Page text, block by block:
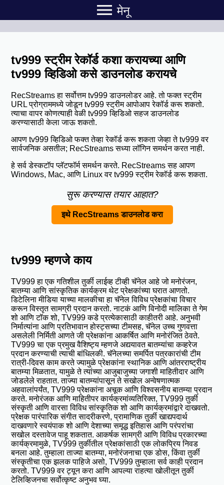
menu मेनू
tv999 स्ट्रीम रेकॉर्ड कशा करायच्या आणि
tv999 व्हिडिओ कसे डाउनलोड करायचे
RecStreams हा सर्वोत्तम tv999 डाउनलोडर आहे. तो फक्त स्ट्रीम
URL प्रोग्राममध्ये जोडून tv999 स्ट्रीम आपोआप रेकॉर्ड करू शकतो.
त्याचा वापर कोणत्याही वेळी tv999 व्हिडिओ सहज डाउनलोड
करण्यासाठी केला जाऊ शकतो.
आपण tv999 व्हिडिओ फक्त तेव्हा रेकॉर्ड करू शकता जेव्हा ते tv999 वर
सार्वजनिक असतील; RecStreams सध्या लॉगिन समर्थन करत नाही.
हे सर्व डेस्कटॉप प्लॅटफॉर्म समर्थन करते. RecStreams सह आपण
Windows, Mac, आणि Linux वर tv999 स्ट्रीम रेकॉर्ड करू शकता.
सुरू करण्यास तयार आहात?
इथे RecStreams डाउनलोड करा
tv999 म्हणजे काय
TV999 हा एक गतिशील तुर्की लाईव्ह टीव्ही चॅनेल आहे जो मनोरंजन,
बातम्या आणि सांस्कृतिक कार्यक्रम थेट प्रेक्षकांच्या घरात आणतो.
डिटेलिना मीडिया याच्या मालकीचा हा चॅनेल विविध प्रेक्षकांचा विचार
करून विस्तृत सामग्री प्रदान करतो. नाटकं आणि विनोदी मालिका ते गेम
शो आणि टॉक शो, TV999 कडे प्रत्येकासाठी काहीतरी आहे. अनुभवी
निर्मात्यांना आणि प्रतिभावान होस्ट्सच्या टीमसह, चॅनेल उच्च गुणवत्ता
असलेली निर्मिती आणते जी प्रेक्षकांना आकर्षित आणि मनोरंजित ठेवते.
TV999 चा एक प्रमुख वैशिष्ट्य म्हणजे अद्ययावत बातम्यांचा कव्हरेज
प्रदान करण्याची त्याची बांधिलकी. चॅनेलच्या समर्पित पत्रकारांची टीम
रात्री-दिवस काम करते ज्यामुळे प्रेक्षकांना स्थानिक आणि आंतरराष्ट्रीय
बातम्या मिळतात, यामुळे ते त्यांच्या आजुबाजुच्या जगाशी माहितीदार आणि
जोडलेले राहतात. ताज्या बातम्यांपासून ते सखोल अन्वेषणात्मक
अहवालांपर्यंत, TV999 प्रेक्षकांना अचूक आणि विश्वसनीय बातम्या प्रदान
करते. मनोरंजक आणि माहितीपर कार्यक्रमांव्यतिरिक्त, TV999 तुर्की
संस्कृती आणि वारसा विविध सांस्कृतिक शो आणि कार्यक्रमांद्वारे दाखवतो.
प्रेक्षक पारंपारिक संगीत सादरीकरणे, प्रामाणिक तुर्की खाद्यपदार्थ
दाखवणारे स्वयंपाक शो आणि देशाच्या समृद्ध इतिहास आणि परंपरांचा
सखोल दस्तावेज पाहू शकतात. आकर्षक सामग्री आणि विविध प्रकारच्या
कार्यक्रमामुळे, TV999 तुर्कीतील प्रेक्षकांसाठी एक लोकप्रिय निवड
बनला आहे. तुम्हाला ताज्या बातम्या, मनोरंजनाचा एक डोस, किंवा तुर्की
संस्कृतीचा एक झलक पाहिजे असो, TV999 तुम्हाला सर्व काही प्रदान
करतो. TV999 वर ट्यून करा आणि आपल्या राहत्या खोलीतून तुर्की
टेलिव्हिजनचा सर्वोत्कृष्ट अनुभव घ्या.